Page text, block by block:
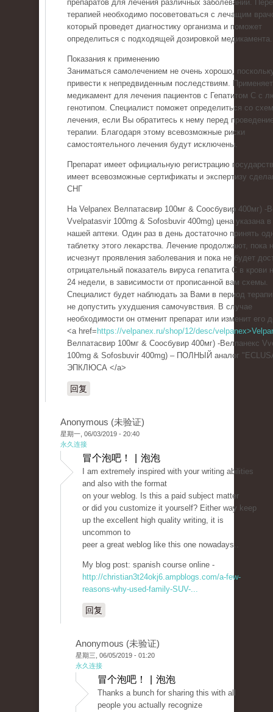
препаратов для лечения различных заболеваний.
терапией необходимо посоветоваться с лечащим
который проведет диагностику организма и поможет
определиться с подходящей дозировкой медикамента.
Показания к применению
Заниматься самолечением не очень хорошо,
привести к непредвиденным последствиям.
медикамент для лечения пациентов с Гепатитом С с
генотипом. Специалист поможет определиться со
лечения, если Вы обратитесь к нему перед
терапии. Благодаря этому всевозможные риски
самостоятельного лечения будут исключены.
Препарат имеет официальную регистрацию
имеет всевозможные сертификаты и экспертизу
СНГ
На Velpanex Велпатасвир 100мг & Соосбувир 400мг) -
Vvelpatasvir 100mg & Sofosbuvir 400mg) цена указана в
нашей аптеки. Один раз в день достаточно принять
таблетку этого лекарства. Лечение продолжают, пока
исчезнут проявления заболевания и пока не будет
отрицательный показатель вируса гепатита С в крови
24 недели, в зависимости от прописанной вам схемы.
Специалист будет наблюдать за Вами в период
не допустить ухудшения самочувствия. В случае
необходимости он отменит препарат или изменит его
<a href= https://velpanex.ru/shop/12/desc/
Велпатасвир 100мг & Соосбувир 400мг) -Велпанекс
100mg & Sofosbuvir 400mg) – ПОЛНЫЙ аналог
ЭПКЛЮСА </a>
回复
Anonymous (未验证)
星期一, 06/03/2019 - 20:40
永久连接
冒个泡吧！ | 泡泡
I am extremely inspired with your writing abilities
and also with the format
on your weblog. Is this a paid subject matter
or did you customize it yourself? Either way keep
up the excellent high quality writing, it is
uncommon to
peer a great weblog like this one nowadays..
My blog post: spanish course online -
http://christian3t24okj6.ampblogs.com/a-few-
reasons-why-used-family-SUV-...
回复
Anonymous (未验证)
星期三, 06/05/2019 - 01:20
永久连接
冒个泡吧！ | 泡泡
Thanks a bunch for sharing this with all
people you actually recognize